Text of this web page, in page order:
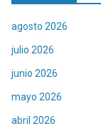
agosto 2026
julio 2026
junio 2026
mayo 2026
abril 2026